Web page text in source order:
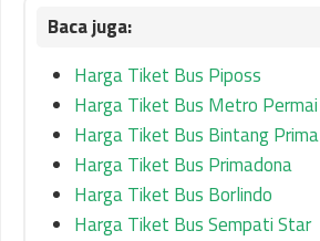
Harga Tiket Bus Piposs
Harga Tiket Bus Metro Permai
Harga Tiket Bus Bintang Prima
Harga Tiket Bus Primadona
Harga Tiket Bus Borlindo
Harga Tiket Bus Sempati Star